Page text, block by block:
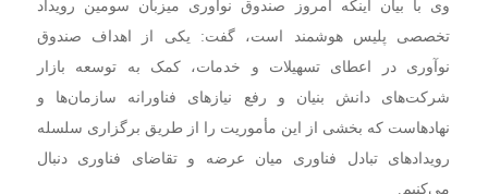
وی با بیان اینکه امروز صندوق نوآوری میزبان سومین رویداد
تخصصی پلیس هوشمند است، گفت: یکی از اهداف صندوق
نوآوری در اعطای تسهیلات و خدمات، کمک به توسعه بازار
شرکت‌های دانش بنیان و رفع نیازهای فناورانه سازمان‌ها و
نهادهاست که بخشی از این مأموریت را از طریق برگزاری سلسله
رویدادهای تبادل فناوری میان عرضه و تقاضای فناوری دنبال
می‌کنیم.